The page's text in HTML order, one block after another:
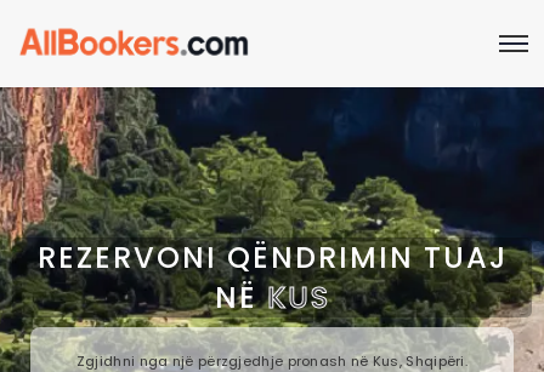
REZERVONI QËNDRIMIN TUAJ
NËKUS
Zgjidhni nga një përzgjedhje pronash në Kus, Shqipëri.